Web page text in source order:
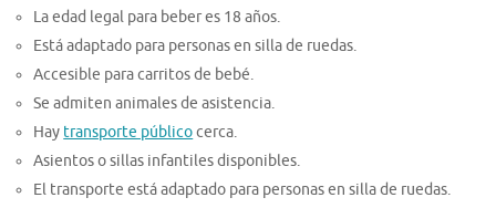
La edad legal para beber es 18 años.
Está adaptado para personas en silla de ruedas.
Accesible para carritos de bebé.
Se admiten animales de asistencia.
Hay transporte públicocerca.
Asientos o sillas infantiles disponibles.
El transporte está adaptado para personas en silla de ruedas.